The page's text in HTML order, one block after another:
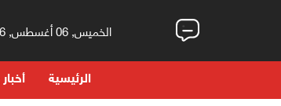
الخميس, 06 أغسطس, 2026 01:07 مساءً
الرئيسية